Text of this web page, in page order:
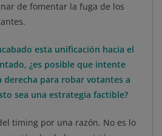
de fomentar la fuga de los
esta unificación hacia el
¿es posible que intente
derecha para robar votantes a
sea una estrategia factible?
timing por una razón. No es lo